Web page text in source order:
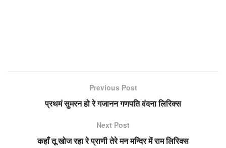
Previous Post
प्रथमं सुमरन हो रे गजानन गणपति वंदना लिरिक्स
Next Post
कहाँ तू खोज रहा रे प्राणी तेरे मन मन्दिर में राम लिरिक्स